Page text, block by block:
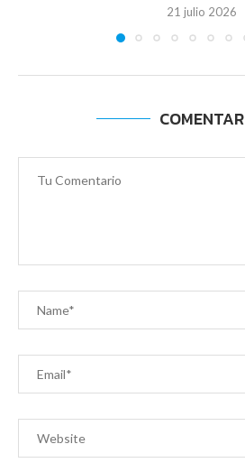
21 julio 2026
COMENTAR